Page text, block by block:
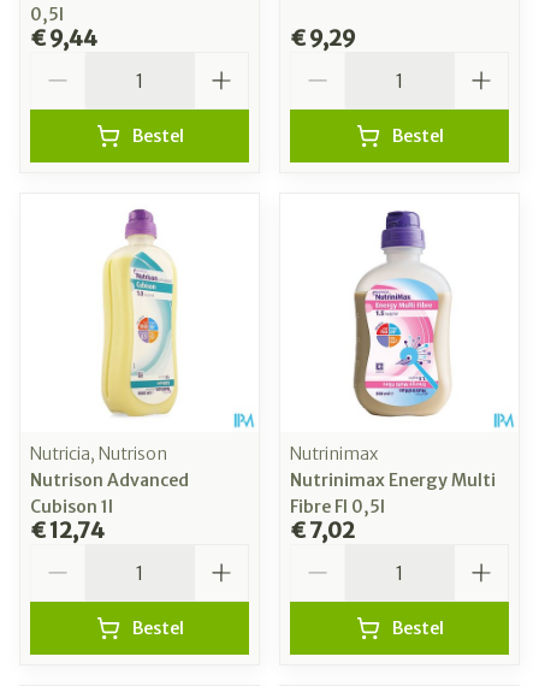
0,5l
€ 9,44
Bestel
€ 9,29
Bestel
Nutricia, Nutrison
Nutrison Advanced
Cubison 1l
€ 12,74
Bestel
Nutrinimax
Nutrinimax Energy Multi
Fibre Fl 0,5l
€ 7,02
Bestel